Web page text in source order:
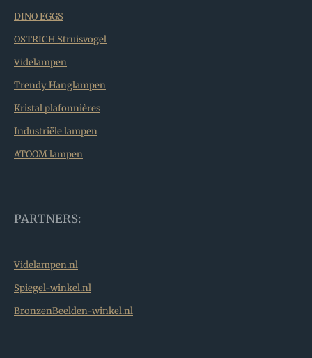
DINO EGGS
OSTRICH Struisvogel
Videlampen
Trendy Hanglampen
Kristal plafonnières
Industriële lampen
ATOOM lampen
PARTNERS:
Videlampen.nl
Spiegel-winkel.nl
BronzenBeelden-winkel.nl